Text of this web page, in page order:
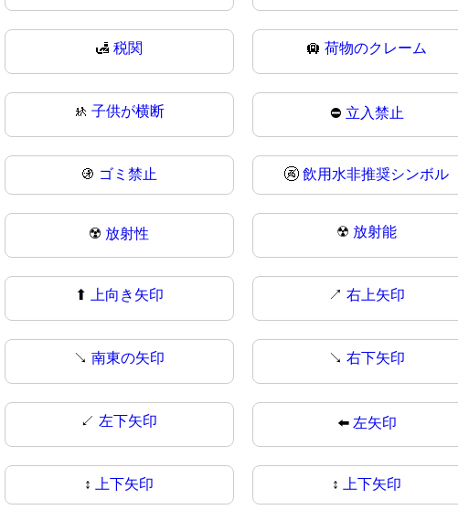
🛃税関 🛄荷物のクレーム
🚸子供が横断 ⛔ 立入禁止
🚯 ゴミ禁止 🚱飲用水非推奨シンボル
☢️ 放射性 ☢ 放射能
⬆ 上向き矢印 ↗️右上矢印
↘️南東の矢印 ↘右下矢印
↙左下矢印 ⬅️ 左矢印
↕️上下矢印 ↕上下矢印